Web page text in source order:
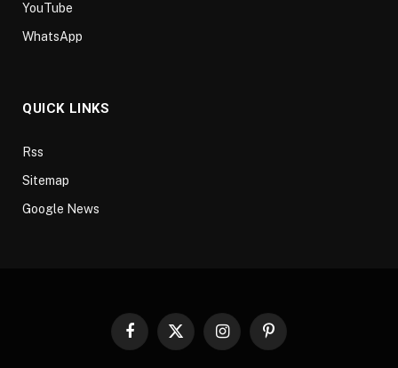
YouTube
WhatsApp
QUICK LINKS
Rss
Sitemap
Google News
Facebook
X
InstagramPinterest